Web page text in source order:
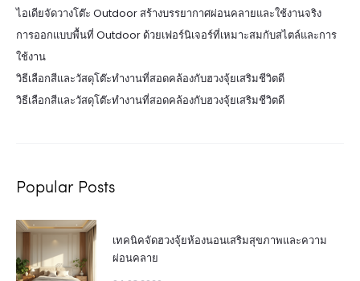
ไอเดียจัดวางโต๊ะ Outdoor สร้างบรรยากาศผ่อนคลายและใช้งานจริง
การออกแบบพื้นที่ Outdoor ด้วยเฟอร์นิเจอร์ที่เหมาะสมกับสไตล์และการ
ใช้งาน
วิธีเลือกสีและวัสดุโต๊ะทำงานที่สอดคล้องกับฮวงจุ้ยเสริมชีวิตดี
วิธีเลือกสีและวัสดุโต๊ะทำงานที่สอดคล้องกับฮวงจุ้ยเสริมชีวิตดี
Popular Posts
เทคนิคจัดฮวงจุ้ยห้องนอนเสริมสุขภาพและความ
ผ่อนคลาย